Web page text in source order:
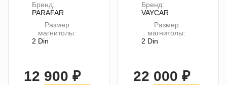
Бренд:
PARAFAR
Размер
магнитолы:
2 Din
12 900 ₽
Бренд:
VAYCAR
Размер
магнитолы:
2 Din
22 000 ₽